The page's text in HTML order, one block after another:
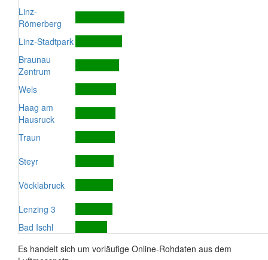
Linz-
Römerberg
Linz-Stadtpark
Braunau
Zentrum
Wels
Haag am
Hausruck
Traun
Steyr
Vöcklabruck
Lenzing 3
Bad Ischl
Es handelt sich um vorläufige Online-Rohdaten aus dem